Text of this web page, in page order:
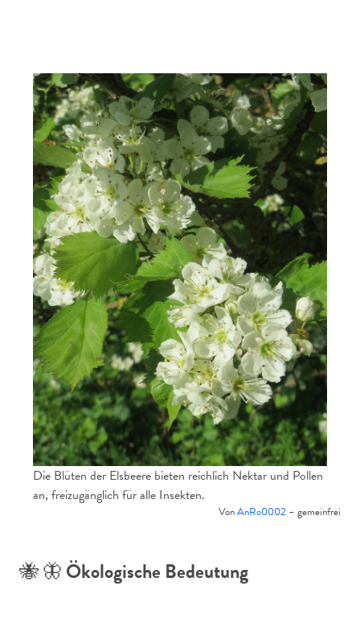
Die Blüten der Elsbeere bieten reichlich Nektar und Pollen
an, freizugänglich für alle Insekten.
VonAnRo0002 – gemeinfrei
🐝 🦋Ökologische Bedeutung